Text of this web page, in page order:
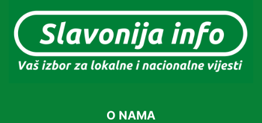
O NAMA